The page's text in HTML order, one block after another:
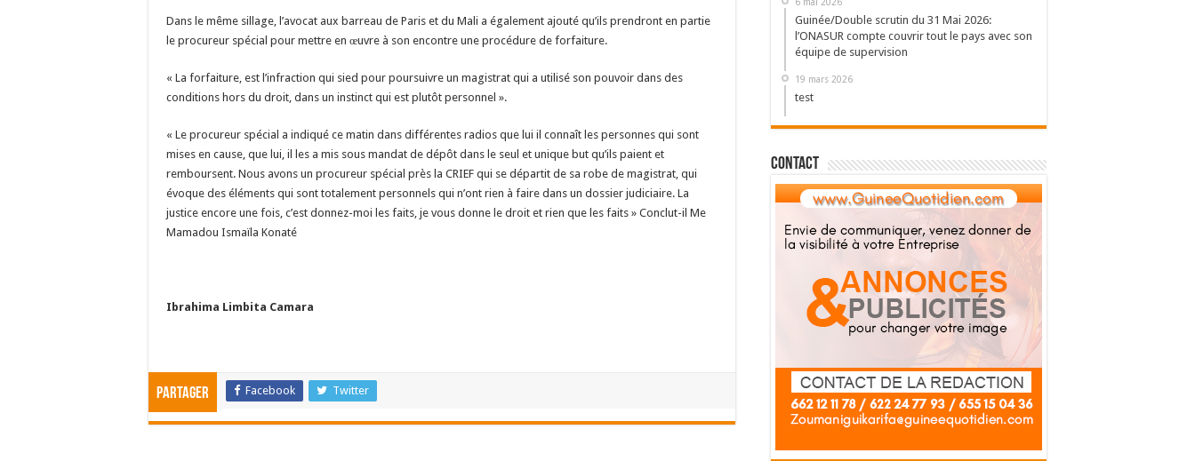
Dans le même sillage, l’avocat aux barreau de Paris et du Mali a également ajouté qu’ils prendront en partie
le procureur spécial pour mettre en œuvre à son encontre une procédure de forfaiture.
« La forfaiture, est l’infraction qui sied pour poursuivre un magistrat qui a utilisé son pouvoir dans des
conditions hors du droit, dans un instinct qui est plutôt personnel ».
« Le procureur spécial a indiqué ce matin dans différentes radios que lui il connaît les personnes qui sont
mises en cause, que lui, il les a mis sous mandat de dépôt dans le seul et unique but qu’ils paient et
remboursent. Nous avons un procureur spécial près la CRIEF qui se départit de sa robe de magistrat, qui
évoque des éléments qui sont totalement personnels qui n’ont rien à faire dans un dossier judiciaire. La
justice encore une fois, c’est donnez-moi les faits, je vous donne le droit et rien que les faits » Conclut-il Me
Mamadou Ismaïla Konaté
Ibrahima Limbita Camara
Partager Facebook Twitter
Guinée/Double scrutin du 31 Mai 2026:
l’ONASUR compte couvrir tout le pays avec son
équipe de supervision
19 mars 2026
test
Contact